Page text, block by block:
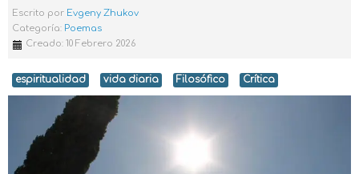
Escrito por Evgeny Zhukov
Categoría: Poemas
Creado: 10 Febrero 2026
espiritualidad vida diaria Filosófico Crítica